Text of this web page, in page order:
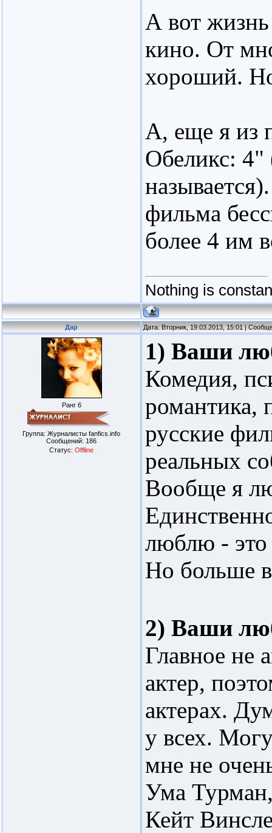
А вот
кино. От
хороший.
А, еще я из
Обеликс:
фильма
более 4 им
Nothing is
Дар Дата: Вторник, 19.03.2013, 15:01 |
Ранг 6
Группа: Журналисты fanfics.info
Сообщений: 186
Статус: Offline
1) Ваши
Комедия,
романтика,
русские
реальных
Вообще я
люблю -
Но больше
2) Ваши
Главное не
актер,
актерах.
у всех.
мне не
Ума
Кейт